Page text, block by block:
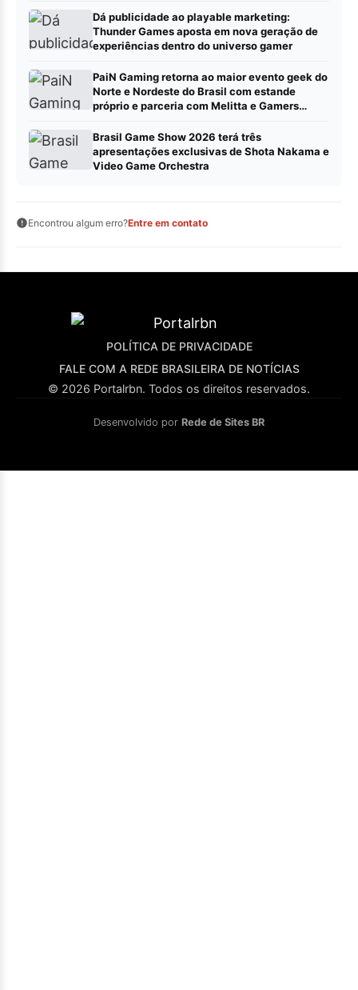
Dá publicidade ao playable marketing:
Thunder Games aposta em nova geração de
experiências dentro do universo gamer
PaiN Gaming retorna ao maior evento geek do
Norte e Nordeste do Brasil com estande
próprio e parceria com Melitta e Gamers
Brasil Game Show 2026 terá três
apresentações exclusivas de Shota Nakama e
Video Game Orchestra
Encontrou algum erro?Entre em contato
POLÍTICA DE PRIVACIDADE
FALE COM A REDE BRASILEIRA DE NOTÍCIAS
© 2026 Portalrbn. Todos os direitos reservados.
Desenvolvido por Rede de Sites BR